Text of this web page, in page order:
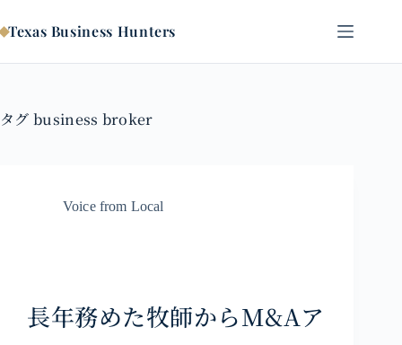
ン
ン
ス
Texas Business Hunters
タグ business broker
Voice from Local
長年務めた牧師からM&Aア